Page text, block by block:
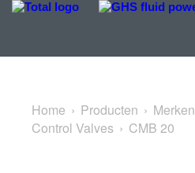
Terug naar Motion Control Valves
Home Producten Merken
Control Valves
CMB 20